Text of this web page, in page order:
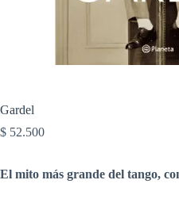
Gardel
$ 52.500
El mito más grande del tango,